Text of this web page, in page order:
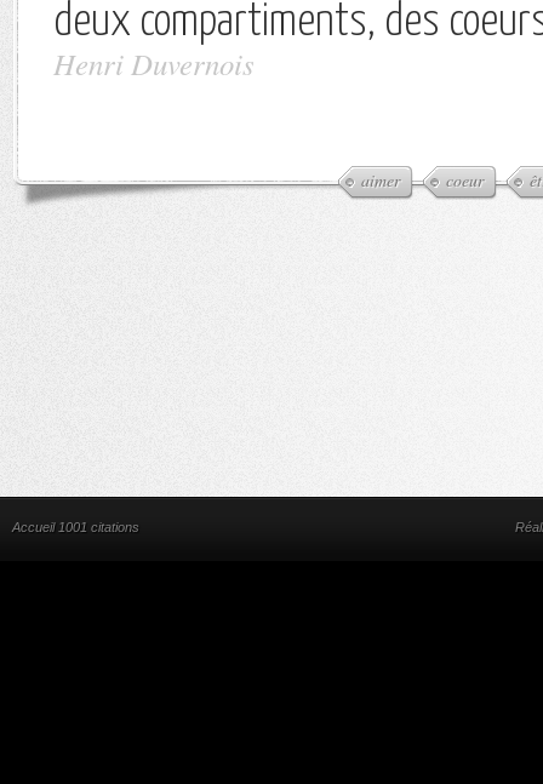
deux compartiments, des
Henri Duvernois
aimer coeur
Accueil 1001 citations